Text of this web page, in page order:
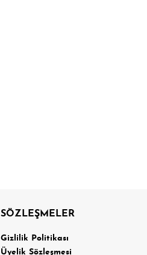
SÖZLEŞMELER
Gizlilik Politikası
Üyelik Sözleşmesi